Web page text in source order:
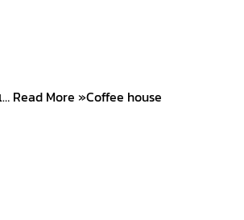
Read More »Coffee house